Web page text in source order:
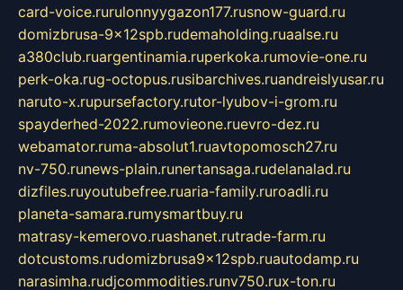
card-voice.rurulonnyygazon177.rusnow-guard.ru
domizbrusa-9x12spb.rudemaholding.ruaalse.ru
a380club.ruargentinamia.ruperkoka.rumovie-one.ru
perk-oka.rug-octopus.rusibarchives.ruandreislyusar.ru
naruto-x.rupursefactory.rutor-lyubov-i-grom.ru
spayderhed-2022.rumovieone.ruevro-dez.ru
webamator.ruma-absolut1.ruavtopomosch27.ru
nv-750.runews-plain.runertansaga.rudelanalad.ru
dizfiles.ruyoutubefree.ruaria-family.ruroadli.ru
planeta-samara.rumysmartbuy.ru
matrasy-kemerovo.ruashanet.rutrade-farm.ru
dotcustoms.rudomizbrusa9x12spb.ruautodamp.ru
narasimha.rudjcommodities.runv750.rux-ton.ru